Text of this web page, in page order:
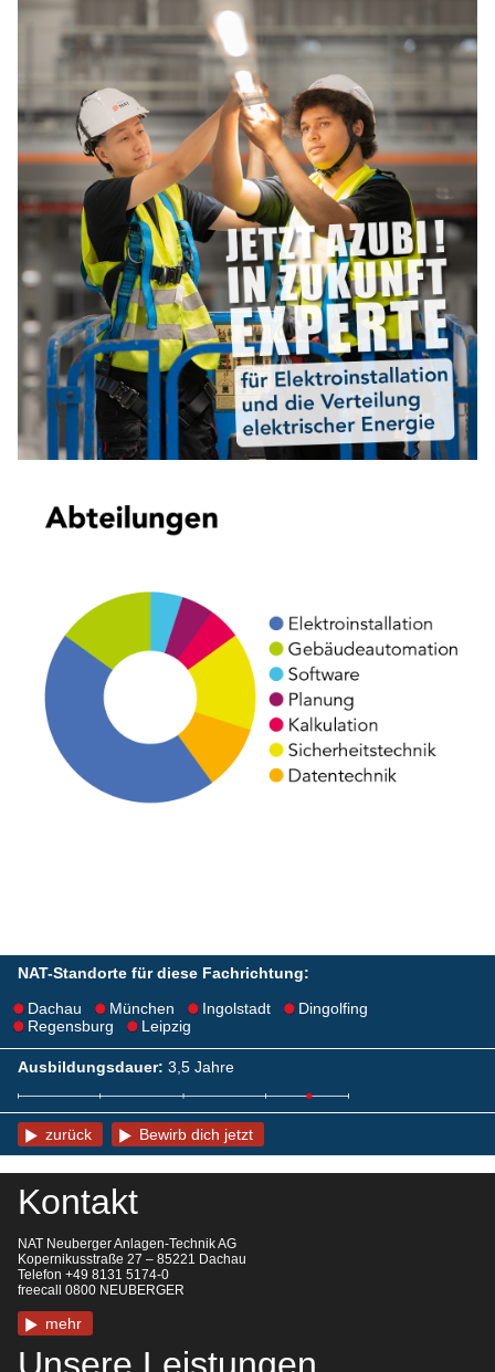
NAT-Standorte für diese Fachrichtung:
Dachau
München Ingolstadt
Dingolfing
Regensburg
Leipzig
Ausbildungsdauer: 3,5 Jahre
zurück Bewirb dich jetzt
Kontakt
NAT Neuberger Anlagen-Technik AG
Kopernikusstraße 27 – 85221 Dachau
Telefon +49 8131 5174-0
freecall 0800 NEUBERGER
mehr